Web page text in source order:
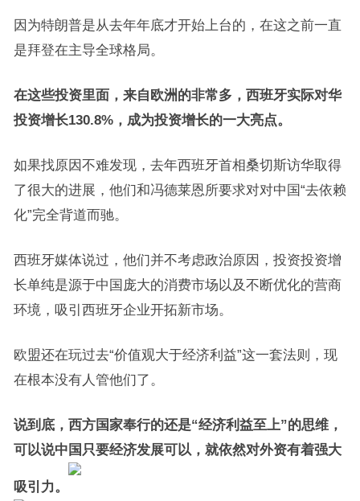
因为特朗普是从去年年底才开始上台的，在这之前一直
是拜登在主导全球格局。
在这些投资里面，来自欧洲的非常多，西班牙实际对华
投资增长130.8%，成为投资增长的一大亮点。
如果找原因不难发现，去年西班牙首相桑切斯访华取得
了很大的进展，他们和冯德莱恩所要求对对中国“去依赖
化”完全背道而驰。
西班牙媒体说过，他们并不考虑政治原因，投资投资增
长单纯是源于中国庞大的消费市场以及不断优化的营商
环境，吸引西班牙企业开拓新市场。
欧盟还在玩过去“价值观大于经济利益”这一套法则，现
在根本没有人管他们了。
说到底，西方国家奉行的还是“经济利益至上”的思维，
可以说中国只要经济发展可以，就依然对外资有着强大
吸引力。